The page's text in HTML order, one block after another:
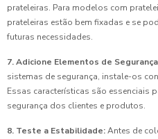
prateleiras. Para modelos com
prateleiras estão bem fixadas e se
futuras necessidades.
7. Adicione Elementos de
sistemas de segurança, instale-os
Essas características são essenciais
segurança dos clientes e produtos.
8. Teste a Estabilidade:Antes de